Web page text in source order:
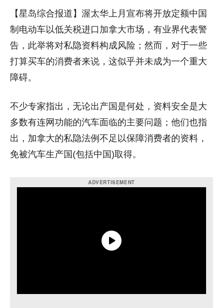
【星岛综合报道】渥太华上月宣布将开放定额中国
制电动车以低关税进口加拿大市场，有业界代表警
告，此举将对私隐资料构成风险；然而，对于一些
打算买车的消费者来说，这似乎并未成为一个重大
障碍。
不少专家指出，无论出产国是何处，资料安全是大
多数有连网功能的汽车面临的主要问题；他们也指
出，加拿大的私隐法例不足以保障消费者的资料，
免被汽车生产国(包括中国)取得。